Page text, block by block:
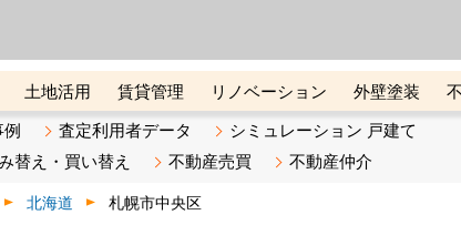
土地活用 賃貸管理 リノベーション 外壁塗装
座 リビンマガジンBiz 不動産売却ご相談デスク
査定利用者データ
シミュレーション 戸建て
替え・買い替え 不動産売買 不動産仲介
北海道 札幌市中央区